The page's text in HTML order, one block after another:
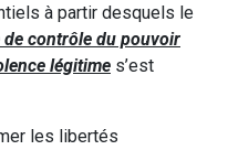
à partir desquels le
contrôle du pouvoir
légitime s’est
les libertés